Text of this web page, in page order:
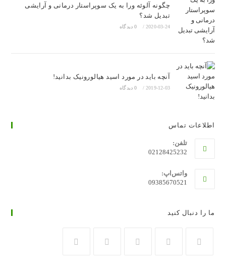
چگونه آلوئه ورا به یک سوپراستار درمانی و آرایشی
تبدیل شد؟
2020-03-24
/ 0 دیدگاه
آنچه باید در مورد اسید هیالورونیک بدانید!
2019-12-03
/ 0 دیدگاه
اطلاعات تماس
تلفن:
02128425232
واتس‌اپ:
09385670521
ما را دنبال کنید